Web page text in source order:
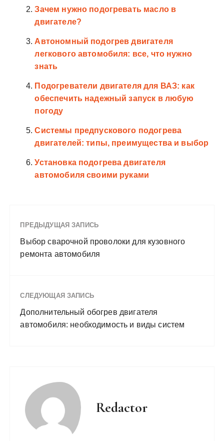
Зачем нужно подогревать масло в
двигателе?
Автономный подогрев двигателя
легкового автомобиля: все, что нужно
знать
Подогреватели двигателя для ВАЗ: как
обеспечить надежный запуск в любую
погоду
Системы предпускового подогрева
двигателей: типы, преимущества и выбор
Установка подогрева двигателя
автомобиля своими руками
ПРЕДЫДУЩАЯ ЗАПИСЬ
Выбор сварочной проволоки для кузовного
ремонта автомобиля
СЛЕДУЮЩАЯ ЗАПИСЬ
Дополнительный обогрев двигателя
автомобиля: необходимость и виды систем
Redactor